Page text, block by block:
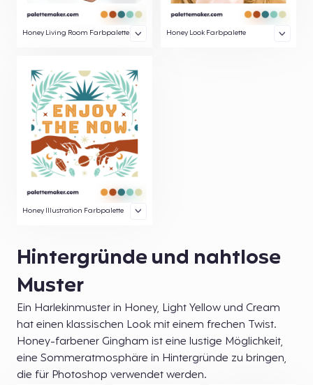
Honey Living Room Farbpalette Honey Look Farbpalette
Honey Illustration Farbpalette
Hintergründe und nahtlose
Muster
Ein Harlekinmuster in Honey, Light Yellow und Cream
hat einen klassischen Look mit einem frechen Twist.
Honey-farbener Gingham ist eine lustige Möglichkeit,
eine Sommeratmosphäre in Hintergründe zu bringen,
die für Photoshop verwendet werden.